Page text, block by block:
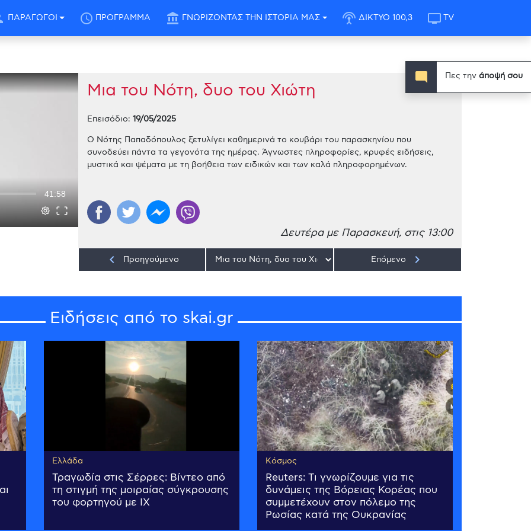
ΠΑΡΑΓΩΓΟΙ schedule ΠΡΟΓΡΑΜΜΑ account_balance ΓΝΩΡΙΖΟΝΤΑΣ ΤΗΝ ΙΣΤΟΡΙΑ ΜΑΣ settings_input_antenna ΔΙΚΤΥΟ 100,3 tv TV
41:58
Μια του Νότη, δυο του Χιώτη
Επεισόδιο: 19/05/2025
Ο Νότης Παπαδόπουλος ξετυλίγει καθημερινά το κουβάρι του παρασκηνίου που
συνοδεύει πάντα τα γεγονότα της ημέρας. Άγνωστες πληροφορίες, κρυφές ειδήσεις,
μυστικά και ψέματα με τη βοήθεια των ειδικών και των καλά πληροφορημένων.
Δευτέρα με Παρασκευή, στις 13:00
keyboard_arrow_left Προηγούμενο Επόμενο keyboard_arrow_right
Ειδήσεις από το skai.gr
Ελλάδα
Τραγωδία στις Σέρρες: Βίντεο από
τη στιγμή της μοιραίας σύγκρουσης
του φορτηγού με ΙΧ
Κόσμος
Reuters: Τι γνωρίζουμε για τις
δυνάμεις της Βόρειας Κορέας που
συμμετέχουν στον πόλεμο της
Ρωσίας κατά της Ουκρανίας
mode_comment Πες την άποψή σου